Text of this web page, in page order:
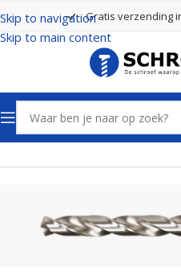
Skip to navigation
Skip to main content
Gratis verzending
Home Boren Spiraalboren